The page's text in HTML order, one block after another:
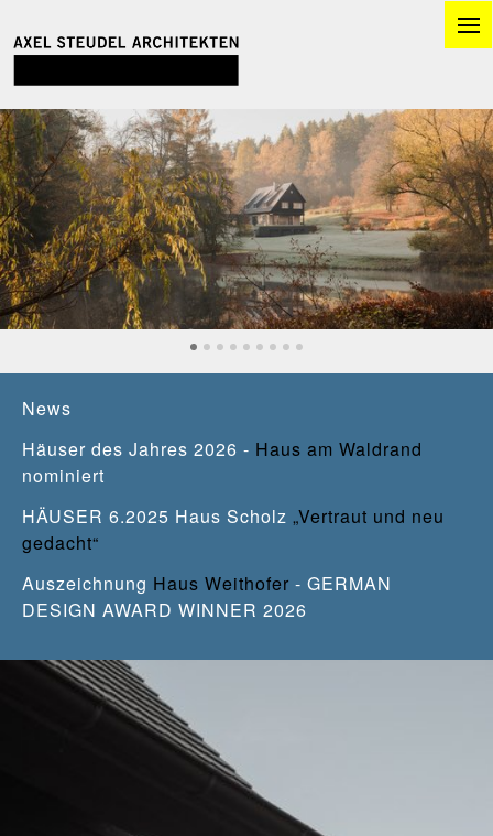
News
Häuser des Jahres 2026 - Haus am Waldrand
nominiert
HÄUSER 6.2025 Haus Scholz „Vertraut und neu
gedacht“
Auszeichnung Haus Weithofer - GERMAN
DESIGN AWARD WINNER 2026